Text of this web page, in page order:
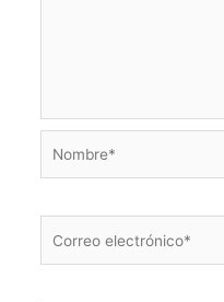
electrónico*